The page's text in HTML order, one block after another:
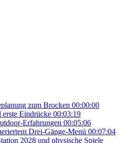
zum Brocken 00:00:00
erste Eindrücke 00:03:19
Erfahrungen 00:05:06
Drei-Gänge-Menü 00:07:04
2028 und physische Spiele